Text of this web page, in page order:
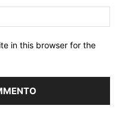
in this browser for the